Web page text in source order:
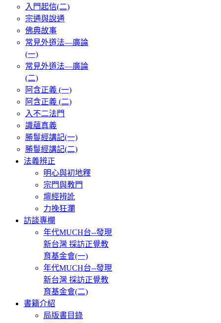
入門起信(二)
宗通與說通
佛典故事
常見外道法—廣論
(一)
常見外道法—廣論
(二)
阿含正義 (一)
阿含正義 (二)
入不二法門
識蘊真義
勝鬘經講記(一)
勝鬘經講記(二)
法義辨正
明心與初地釋
宗門與教門
壇經辨訛
力挽狂瀾
訪談專欄
年代MUCH台--發現
新台灣 採訪正覺教
育基金會(一)
年代MUCH台--發現
新台灣 採訪正覺教
育基金會(二)
書籍介紹
局版書目錄